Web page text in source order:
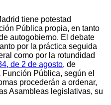
tiene potestad
Pública propia, en tanto
autogobierno. El debate
por la práctica seguida
como por la rotundidad
de 2 de agosto, de
Pública, según el
procederán a ordenar,
Asambleas legislativas, su